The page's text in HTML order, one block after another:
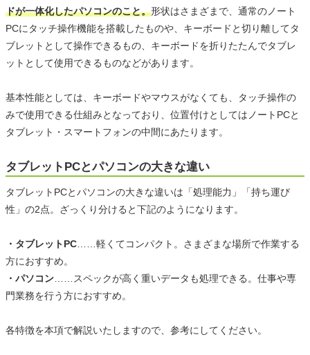
ドが一体化したパソコンのこと。形状はさまざまで、通常のノート
PCにタッチ操作機能を搭載したものや、キーボードと切り離してタ
ブレットとして操作できるもの、キーボードを折りたたんでタブレ
ットとして使用できるものなどがあります。
基本性能としては、キーボードやマウスがなくても、タッチ操作の
みで使用できる仕組みとなっており、位置付けとしてはノートPCと
タブレット・スマートフォンの中間にあたります。
タブレットPCとパソコンの大きな違い
タブレットPCとパソコンの大きな違いは「処理能力」「持ち運び
性」の2点。ざっくり分けると下記のようになります。
・タブレットPC ……軽くてコンパクト。さまざまな場所で作業する
方におすすめ。
・パソコン ……スペックが高く重いデータも処理できる。仕事や専
門業務を行う方におすすめ。
各特徴を本項で解説いたしますので、参考にしてください。